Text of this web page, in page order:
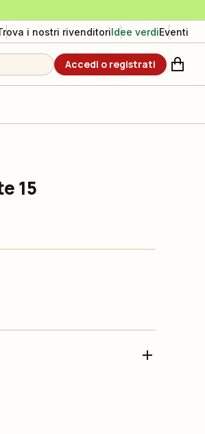
i nostri rivenditoriIdee verdiEventi
Accedi o registrati
15